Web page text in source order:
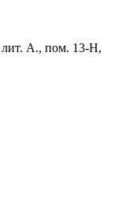
А., пом. 13-Н,